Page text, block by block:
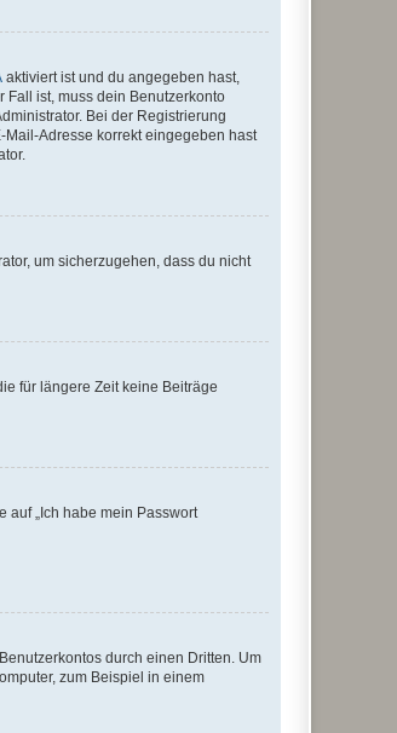
aktiviert ist und du angegeben hast,
Fall ist, muss dein Benutzerkonto
Bei der Registrierung
Adresse korrekt eingegeben hast
um sicherzugehen, dass du nicht
für längere Zeit keine Beiträge
auf „Ich habe mein Passwort
durch einen Dritten. Um
zum Beispiel in einem